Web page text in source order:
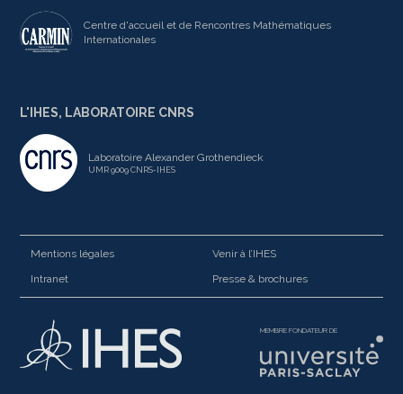
Centre d'accueil et de Rencontres Mathématiques
Internationales
L'IHES, LABORATOIRE CNRS
Laboratoire Alexander Grothendieck
UMR 9009 CNRS-IHES
Mentions légales
Venir à l’IHES
Intranet
Presse & brochures
MEMBRE FONDATEUR DE